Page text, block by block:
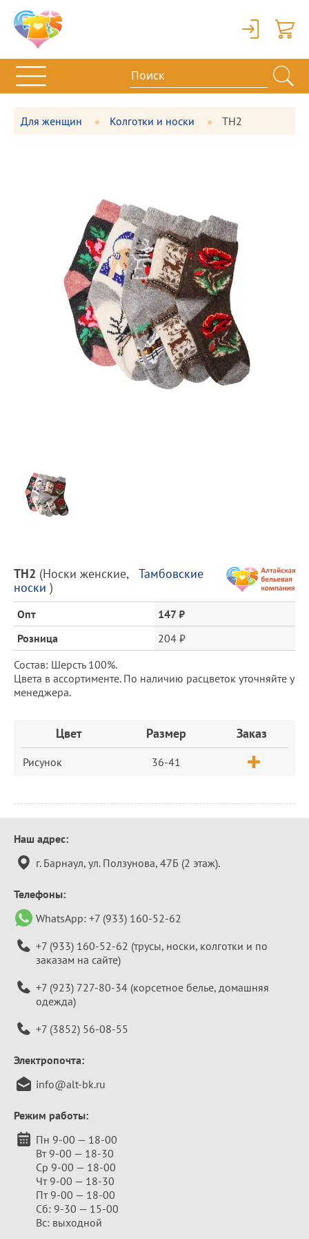
Вход
Для женщин Колготки и носки ТН2
Описание
товара
и
цена
ТН2 (Носки женские,
Тамбовские
носки )
Опт
147 ₽
Розница
204 ₽
Состав: Шерсть 100%.
Цвета в ассортименте. По наличию расцветок уточняйте у
менеджера.
ЗаказЦвет Размер Заказ
Рисунок 36-41
Контактная
информация
Наш адрес:
г. Барнаул, ул. Ползунова, 47Б (2 этаж).
Телефоны:
WhatsApp: +7 (933) 160-52-62
+7 (933) 160-52-62 (трусы, носки, колготки и по
заказам на сайте)
+7 (923) 727-80-34 (корсетное белье, домашняя
одежда)
+7 (3852) 56-08-55
Электропочта:
info@alt-bk.ru
Режим работы:
Пн 9-00 — 18-00
Вт 9-00 — 18-30
Ср 9-00 — 18-00
Чт 9-00 — 18-30
Пт 9-00 — 18-00
Сб: 9-30 — 15-00
Вс: выходной